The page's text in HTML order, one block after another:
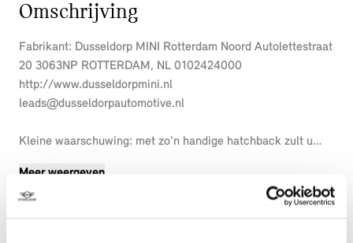
Omschrijving
Fabrikant: Dusseldorp MINI Rotterdam Noord Autolettestraat
20 3063NP ROTTERDAM, NL 0102424000
http://www.dusseldorpmini.nl
leads@dusseldorpautomotive.nl
Kleine waarschuwing: met zo'n handige hatchback zult u
is nu uit voorraad leverbaar. Een krachtige motor geeft deze
auto zijn sportieve prestaties. Deze MINI Cooper S heeft niet
Meer weergeven